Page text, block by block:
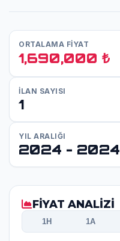
ORTALAMA FİYAT
1,690,000 ₺
İLAN SAYISI
1
YIL ARALIĞI
2024 - 2024
FİYAT ANALİZİ
1H 1A